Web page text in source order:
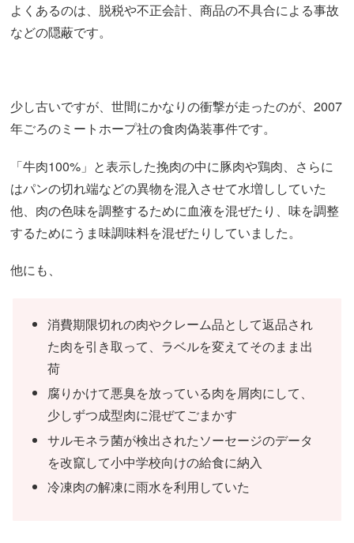
よくあるのは、脱税や不正会計、商品の不具合による事故
などの隠蔽です。
少し古いですが、世間にかなりの衝撃が走ったのが、2007
年ごろのミートホープ社の食肉偽装事件です。
「牛肉100%」と表示した挽肉の中に豚肉や鶏肉、さらに
はパンの切れ端などの異物を混入させて水増ししていた
他、肉の色味を調整するために血液を混ぜたり、味を調整
するためにうま味調味料を混ぜたりしていました。
他にも、
消費期限切れの肉やクレーム品として返品され
た肉を引き取って、ラベルを変えてそのまま出
荷
腐りかけて悪臭を放っている肉を屑肉にして、
少しずつ成型肉に混ぜてごまかす
サルモネラ菌が検出されたソーセージのデータ
を改竄して小中学校向けの給食に納入
冷凍肉の解凍に雨水を利用していた